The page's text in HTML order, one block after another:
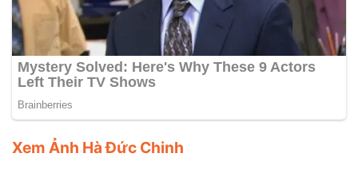
Xem Ảnh Hà Đức Chinh